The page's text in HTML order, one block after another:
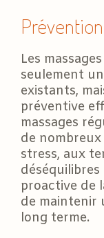
Prévention
Les
seulement
existants,
préventive
massages
de
stress, aux
proactive de
de maintenir
long terme.